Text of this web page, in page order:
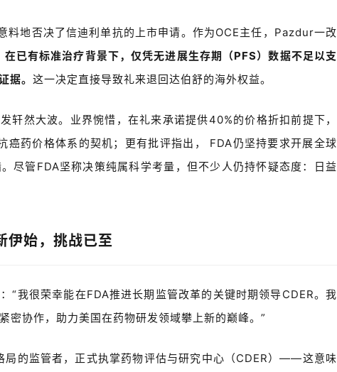
料地否决了信迪利单抗的上市申请。作为OCE主任， Pazdur一改
已有标准治疗背景下，仅凭无进展生存期（PFS）数据不足以支
据。 这一决定直接导致礼来退回达伯舒的海外权益。
轩然大波。业界惋惜，在礼来承诺提供40%的价格折扣前提下，
药价格体系的契机；更有批评指出，
FDA仍坚持要求开展全球
尽管 FDA坚称决策纯属科学考量，但不少人仍持怀疑态度：日益
伊始，挑战已至
“我很荣幸能在FDA推进长期监管改革的关键时期领导CDER。我
密协作，助力美国在药物研发领域攀上新的巅峰。 ”
的监管者，正式执掌药物评估与研究中心（CDER）——这意味